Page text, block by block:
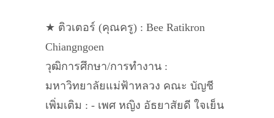
★ ติวเตอร์ (คุณครู) : Bee Ratikron
Chiangngoen
วุฒิการศึกษา/การทำงาน :
มหาวิทยาลัยแม่ฟ้าหลวง คณะ บัญชี
เพิ่มเติม : - เพศ หญิง อัธยาสัยดี ใจเย็น